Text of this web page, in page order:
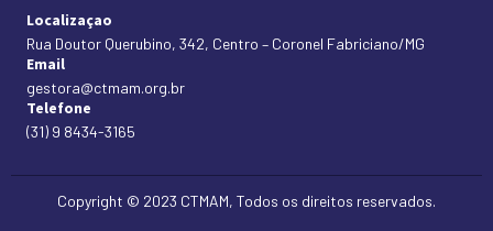
Localizaçao
Rua Doutor Querubino, 342, Centro – Coronel Fabriciano/MG
Email
gestora@ctmam.org.br
Telefone
(31) 9 8434-3165
Copyright © 2023 CTMAM, Todos os direitos reservados.